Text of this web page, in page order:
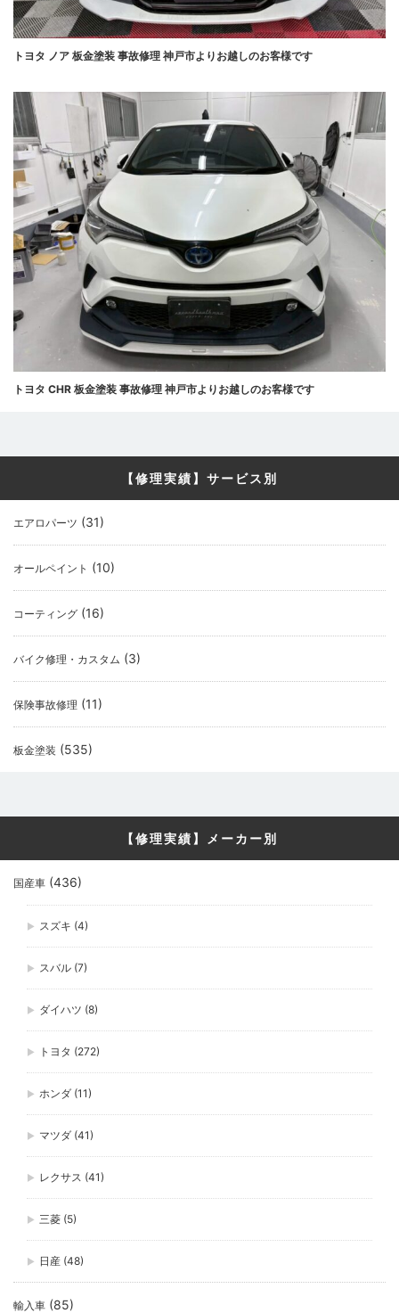
トヨタ ノア 板金塗装 事故修理 神戸市よりお越しのお客様です
トヨタ CHR 板金塗装 事故修理 神戸市よりお越しのお客様です
【修理実績】サービス別
エアロパーツ (31)
オールペイント (10)
コーティング (16)
バイク修理・カスタム (3)
保険事故修理 (11)
板金塗装 (535)
【修理実績】メーカー別
国産車 (436)
スズキ (4)
スバル (7)
ダイハツ (8)
トヨタ (272)
ホンダ (11)
マツダ (41)
レクサス (41)
三菱 (5)
日産 (48)
輸入車 (85)